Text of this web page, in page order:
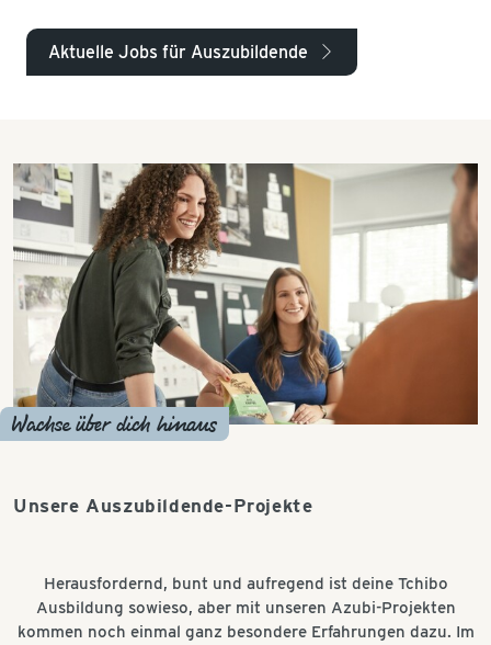
Aktuelle Jobs für Auszubildende arrow_right
Wachse über dich hinaus
Unsere Auszubildende-Projekte
Herausfordernd, bunt und aufregend ist deine Tchibo
Ausbildung sowieso, aber mit unseren Azubi-Projekten
kommen noch einmal ganz besondere Erfahrungen dazu. Im